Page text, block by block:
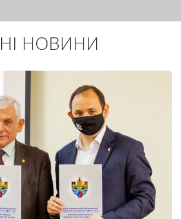
НОВИНИ